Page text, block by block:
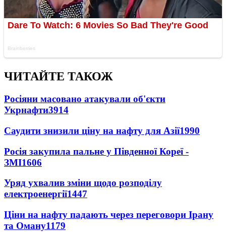
ЧИТАЙТЕ ТАКОЖ
Росіяни масовано атакували об'єкти
Укрнафти3914
Саудити знизили ціну на нафту для Азії1990
Росія закупила пальне у Південної Кореї -
ЗМІ1606
Уряд ухвалив зміни щодо розподілу
електроенергії1447
Ціни на нафту падають через переговори Ірану
та Оману1179